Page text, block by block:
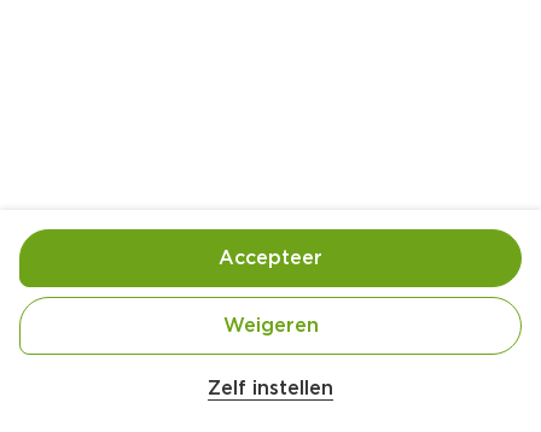
Alle flessen à 75 cl
Geldig van woensdag 5 augustus tot en met
dinsdag 11 augustus
Zelf instellen
Weigeren
Accepteer